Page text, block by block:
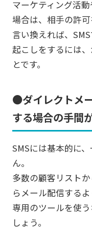
マーケティング活
場合は、相手の許可
言い換えれば、
起こしをするには
とです。
●ダイレクトメ
する場合の手間
SMSには基本的に
ん。
多数の顧客リスト
らメール配信するよ
専用のツールを使
しょう。